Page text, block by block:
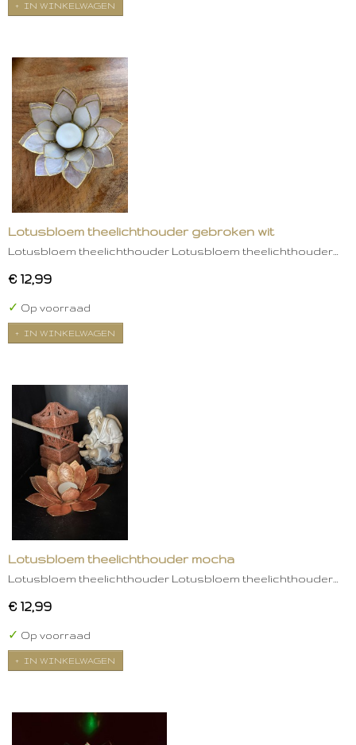
IN WINKELWAGEN
Lotusbloem theelichthouder gebroken wit
Lotusbloem theelichthouder Lotusbloem theelichthouder…
€ 12,99
✓ Op voorraad
IN WINKELWAGEN
Lotusbloem theelichthouder mocha
Lotusbloem theelichthouder Lotusbloem theelichthouder…
€ 12,99
✓ Op voorraad
IN WINKELWAGEN